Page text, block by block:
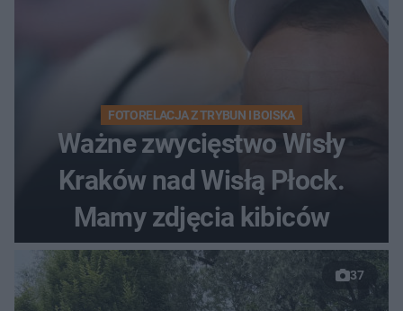
FOTORELACJA Z TRYBUN I BOISKA
Ważne zwycięstwo Wisły
Kraków nad Wisłą Płock.
Mamy zdjęcia kibiców
37